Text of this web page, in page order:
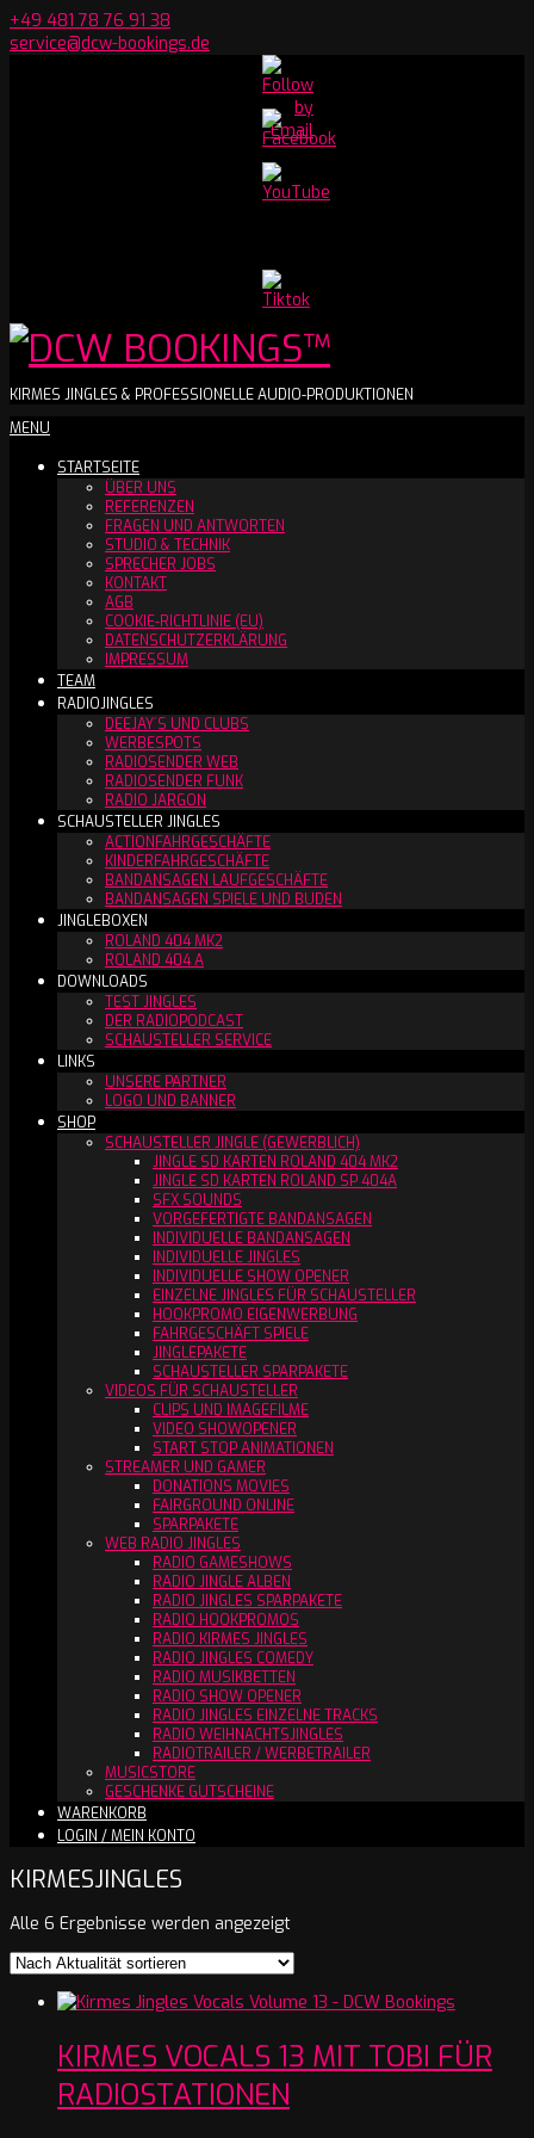
Skip
to
+49 481 78 76 91 38
service@dcw-bookings.de
Youtube
Channel
DCW
BOOKINGS™
KIRMES JINGLES & PROFESSIONELLE AUDIO-PRODUKTIONEN
Secondary
Menu
MENU
STARTSEITE
ÜBER UNS
REFERENZEN
FRAGEN UND ANTWORTEN
STUDIO & TECHNIK
SPRECHER JOBS
KONTAKT
AGB
COOKIE-RICHTLINIE (EU)
DATENSCHUTZERKLÄRUNG
IMPRESSUM
TEAM
RADIOJINGLES
DEEJAY´S UND CLUBS
WERBESPOTS
RADIOSENDER WEB
RADIOSENDER FUNK
RADIO JARGON
SCHAUSTELLER JINGLES
ACTIONFAHRGESCHÄFTE
KINDERFAHRGESCHÄFTE
BANDANSAGEN LAUFGESCHÄFTE
BANDANSAGEN SPIELE UND BUDEN
JINGLEBOXEN
ROLAND 404 MK2
ROLAND 404 A
DOWNLOADS
TEST JINGLES
DER RADIOPODCAST
SCHAUSTELLER SERVICE
LINKS
UNSERE PARTNER
LOGO UND BANNER
SHOP
SCHAUSTELLER JINGLE (GEWERBLICH)
JINGLE SD KARTEN ROLAND 404 MK2
JINGLE SD KARTEN ROLAND SP 404A
SFX SOUNDS
VORGEFERTIGTE BANDANSAGEN
INDIVIDUELLE BANDANSAGEN
INDIVIDUELLE JINGLES
INDIVIDUELLE SHOW OPENER
EINZELNE JINGLES FÜR SCHAUSTELLER
HOOKPROMO EIGENWERBUNG
FAHRGESCHÄFT SPIELE
JINGLEPAKETE
SCHAUSTELLER SPARPAKETE
VIDEOS FÜR SCHAUSTELLER
CLIPS UND IMAGEFILME
VIDEO SHOWOPENER
START STOP ANIMATIONEN
STREAMER UND GAMER
DONATIONS MOVIES
FAIRGROUND ONLINE
SPARPAKETE
WEB RADIO JINGLES
RADIO GAMESHOWS
RADIO JINGLE ALBEN
RADIO JINGLES SPARPAKETE
RADIO HOOKPROMOS
RADIO KIRMES JINGLES
RADIO JINGLES COMEDY
RADIO MUSIKBETTEN
RADIO SHOW OPENER
RADIO JINGLES EINZELNE TRACKS
RADIO WEIHNACHTSJINGLES
RADIOTRAILER / WERBETRAILER
MUSICSTORE
GESCHENKE GUTSCHEINE
WARENKORB
LOGIN / MEIN KONTO
KIRMESJINGLES
Alle 6 Ergebnisse werden angezeigtNach
sortiert
KIRMES VOCALS 13 MIT TOBI FÜR
RADIOSTATIONEN